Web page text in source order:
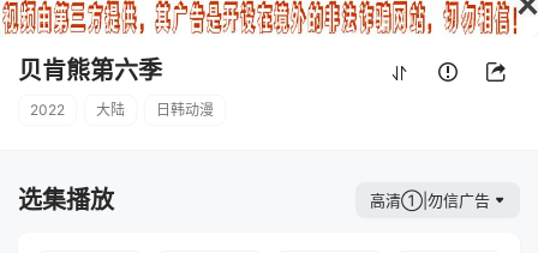
贝肯熊第六季
2022 大陆 日韩动漫
选集播放 高清①|勿信广告